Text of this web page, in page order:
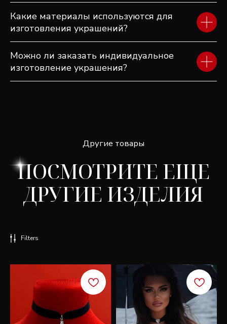
Какие материалы используются для
изготовления украшений?
Можно ли заказать индивидуальное
изготовление украшения?
Filters